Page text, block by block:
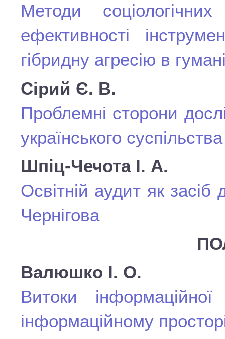
Методи
ефективності
гібридну агресію в
Сірий Є. В.
Проблемні сторони
українського суспільства
Шпіц-Чечота І. А.
Освітній аудит як засіб
Чернігова
Валюшко І. О.
Витоки
інформаційному